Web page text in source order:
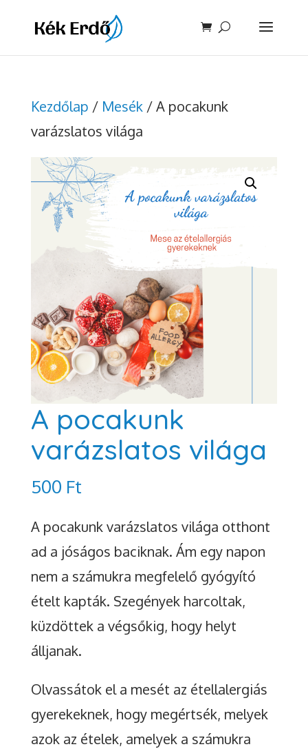
Kezdőlap / Mesék/ A pocakunk
varázslatos világa
A pocakunk
varázslatos világa
500 Ft
A pocakunk varázslatos világa otthont
ad a jóságos baciknak. Ám egy napon
nem a számukra megfelelő gyógyító
ételt kapták. Szegények harcoltak,
küzdöttek a végsőkig, hogy helyt
álljanak.
Olvassátok el a mesét az étellalergiás
gyerekeknek, hogy megértsék, melyek
azok az ételek, amelyek a számukra